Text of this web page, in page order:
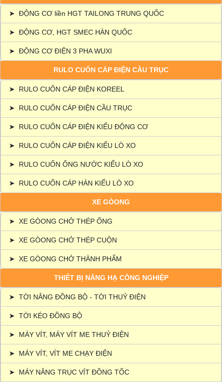
➤ ĐỘNG CƠ liền HGT TAILONG TRUNG QUỐC
➤ ĐỘNG CƠ, HGT SMEC HÀN QUỐC
➤ ĐỘNG CƠ ĐIỆN 3 PHA WUXI
RULO CUỐN CÁP ĐIỆN CẦU TRỤC
➤ RULO CUỐN CÁP ĐIỆN KOREEL
➤ RULO CUỐN CÁP ĐIỆN CẦU TRỤC
➤ RULO CUỐN CÁP ĐIỆN KIỂU ĐỘNG CƠ
➤ RULO CUỐN CÁP ĐIỆN KIỂU LÒ XO
➤ RULO CUỐN ỐNG NƯỚC KIỂU LÒ XO
➤ RULO CUỐN CÁP HÀN KIỂU LÒ XO
XE GÒONG
➤ XE GÒONG CHỞ THÉP ỐNG
➤ XE GÒONG CHỞ THÉP CUỘN
➤ XE GÒONG CHỞ THÀNH PHẨM
THIẾT BỊ NÂNG HẠ CÔNG NGHIỆP
➤ TỜI NÂNG ĐỒNG BỘ - TỜI THUỶ ĐIỆN
➤ TỜI KÉO ĐỒNG BỘ
➤ MÁY VÍT, MÁY VÍT ME THUỶ ĐIỆN
➤ MÁY VÍT, VÍT ME CHẠY ĐIỆN
➤ MÁY NÂNG TRỤC VÍT ĐỒNG TỐC